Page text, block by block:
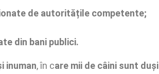
de autoritățile competente;
din bani publici.
inuman, în care mii de câini sunt